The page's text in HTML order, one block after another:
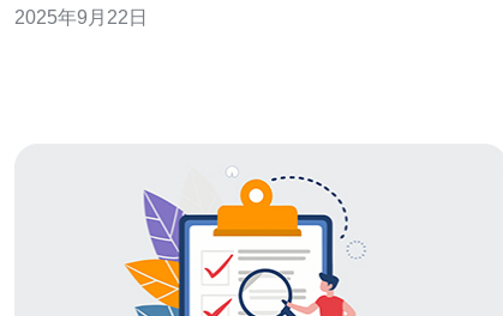
电讯，帮助用户做出明智的选择。 柬埔寨服务器市场概述
2025年9月22日